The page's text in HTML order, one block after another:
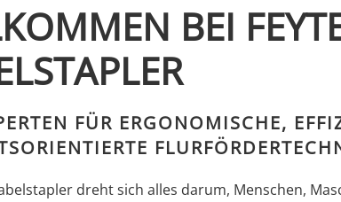
BEI
FÜR ERGONOMISCHE,
dreht sich alles darum, Menschen,